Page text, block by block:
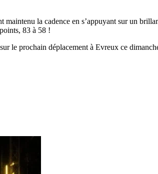
la cadence en s’appuyant sur un
83 à 58 !
le prochain déplacement à Evreux ce